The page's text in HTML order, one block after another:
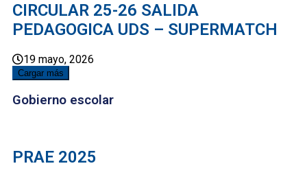
CIRCULAR 25-26 SALIDA
PEDAGOGICA UDS – SUPERMATCH
19 mayo, 2026
Cargar más
Gobierno escolar
PRAE 2025